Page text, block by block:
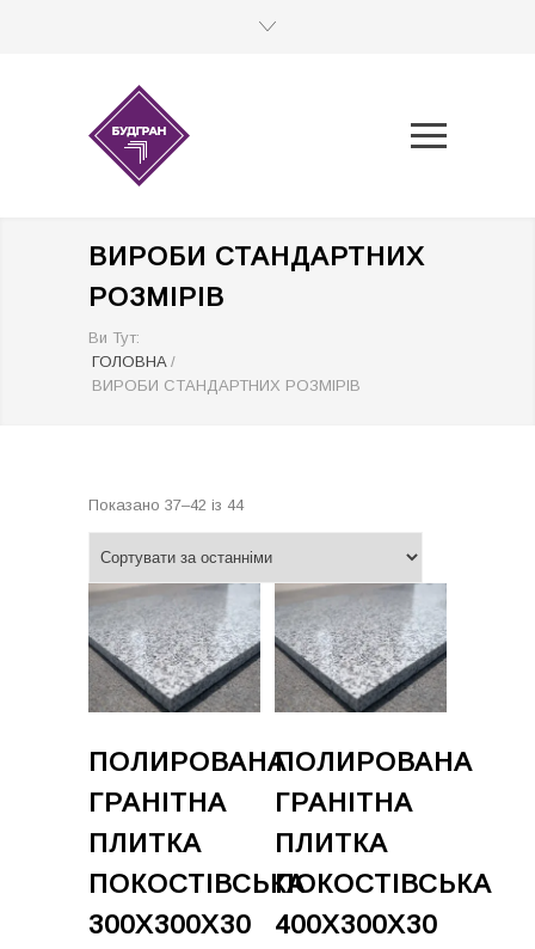
ВИРОБИ СТАНДАРТНИХ
РОЗМІРІВ
Ви Тут:
ГОЛОВНА /
ВИРОБИ СТАНДАРТНИХ РОЗМІРІВ
Показано 37–42 із 44Сортовано
за
останнім
ПОЛИРОВАНА
ГРАНІТНА
ПЛИТКА
ПОКОСТІВСЬКА
300Х300Х30
ПОЛИРОВАНА
ГРАНІТНА
ПЛИТКА
ПОКОСТІВСЬКА
400Х300Х30